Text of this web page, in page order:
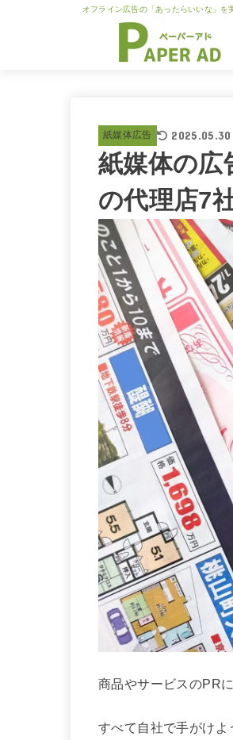
オフライン広告の「あったらいいな」を
紙媒体広告 2025.05.30
紙媒体の広
の代理店7
商品やサービスのPR
すべて自社で手がけよ